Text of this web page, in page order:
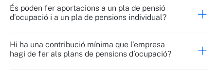
És poden fer aportacions a un pla de pensió
d’ocupació i a un pla de pensions individual?
Hi ha una contribució mínima que l’empresa
hagi de fer als plans de pensions d’ocupació?